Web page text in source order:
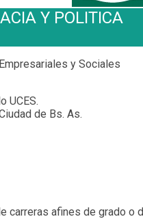
Y POLITICA
y Sociales
UCES.
de Bs. As.
carreras afines de grado o